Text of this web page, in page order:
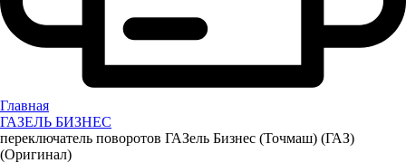
Главная
ГАЗЕЛЬ БИЗНЕС
переключатель поворотов ГАЗель Бизнес (Точмаш) (ГАЗ)
(Оригинал)